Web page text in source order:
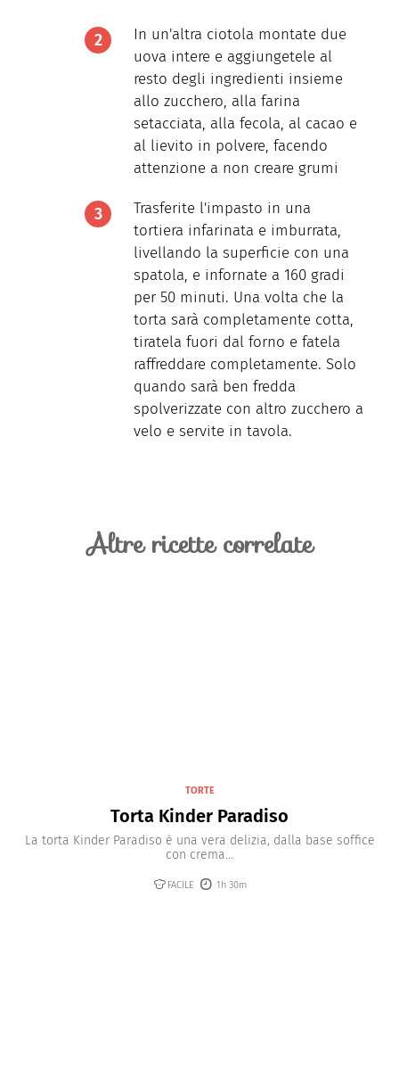
In un'altra ciotola montate due
uova intere e aggiungetele al
resto degli ingredienti insieme
allo zucchero, alla farina
setacciata, alla fecola, al cacao e
al lievito in polvere, facendo
attenzione a non creare grumi
Trasferite l'impasto in una
tortiera infarinata e imburrata,
livellando la superficie con una
spatola, e infornate a 160 gradi
per 50 minuti. Una volta che la
torta sarà completamente cotta,
tiratela fuori dal forno e fatela
raffreddare completamente. Solo
quando sarà ben fredda
spolverizzate con altro zucchero a
velo e servite in tavola.
Altre ricette correlate
TORTE
Torta Kinder Paradiso
La torta Kinder Paradiso è una vera delizia, dalla base soffice
con crema...
FACILE 1h 30m